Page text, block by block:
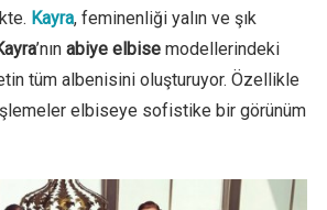
Kayra, feminenliği yalın ve şık
’nın abiye elbisemodellerindeki
tüm albenisini oluşturuyor. Özellikle
elbiseye sofistike bir görünüm